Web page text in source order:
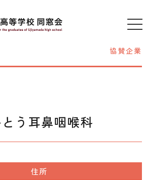
協賛企業
う耳鼻咽喉科
住所